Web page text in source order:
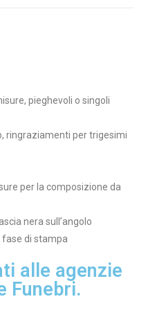
pieghevoli o singoli
ringraziamenti per trigesimi
per la composizione da
nera sull’angolo
di stampa
alle agenzie
Funebri.